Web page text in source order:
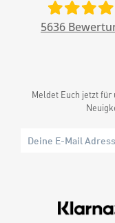
5636
Meldet Euch jetzt